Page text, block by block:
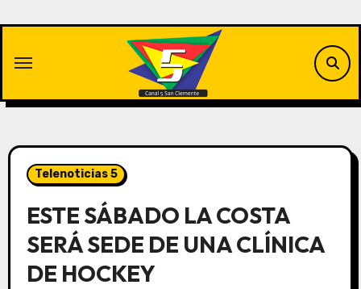
contenido
Telenoticias 5
ESTE SÁBADO LA COSTA
SERÁ SEDE DE UNA CLÍNICA
DE HOCKEY